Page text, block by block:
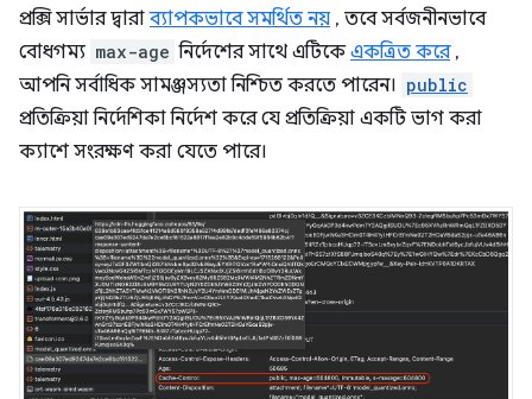
প্রক্সি সার্ভার দ্বারাব্যাপকভাবে সমর্থিত নয় , তবে সর্বজনীনভাবে
বোধগম্য max-age নির্দেশের সাথে এটিকেএকত্রিত করে,
আপনি সর্বাধিক সামঞ্জস্যতা নিশ্চিত করতে পারেন। public
প্রতিক্রিয়া নির্দেশিকা নির্দেশ করে যে প্রতিক্রিয়া একটি ভাগ করা
ক্যাশে সংরক্ষণ করা যেতে পারে।